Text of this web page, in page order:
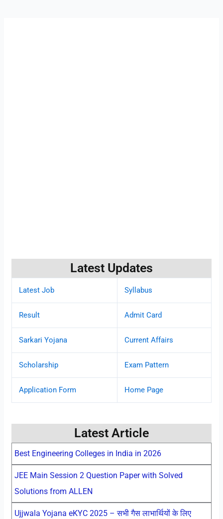
Latest Updates
Latest Job Syllabus
Result Admit Card
Sarkari Yojana Current Affairs
Scholarship Exam Pattern
Application Form Home Page
Latest Article
Best Engineering Colleges in India in 2026
JEE Main Session 2 Question Paper with Solved
Solutions from ALLEN
Ujjwala Yojana eKYC 2025 – सभी गैस लाभार्थियों के लिए